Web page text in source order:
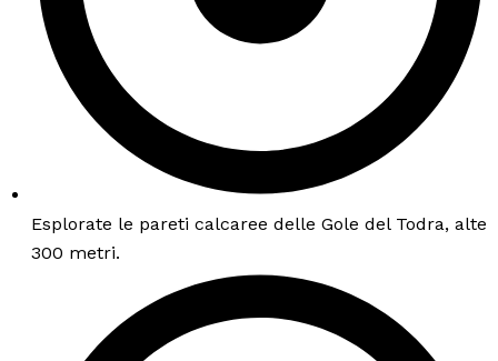
Esplorate le pareti calcaree delle Gole del Todra, alte
300 metri.